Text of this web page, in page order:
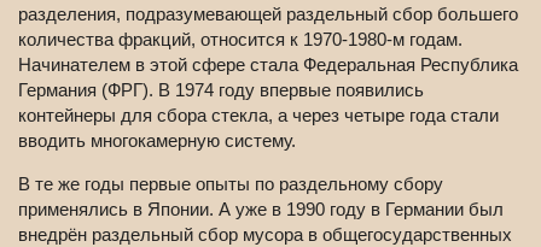
разделения, подразумевающей раздельный сбор большего
количества фракций, относится к 1970-1980-м годам.
Начинателем в этой сфере стала Федеральная Республика
Германия (ФРГ). В 1974 году впервые появились
контейнеры для сбора стекла, а через четыре года стали
вводить многокамерную систему.
В те же годы первые опыты по раздельному сбору
применялись в Японии. А уже в 1990 году в Германии был
внедрён раздельный сбор мусора в общегосударственных